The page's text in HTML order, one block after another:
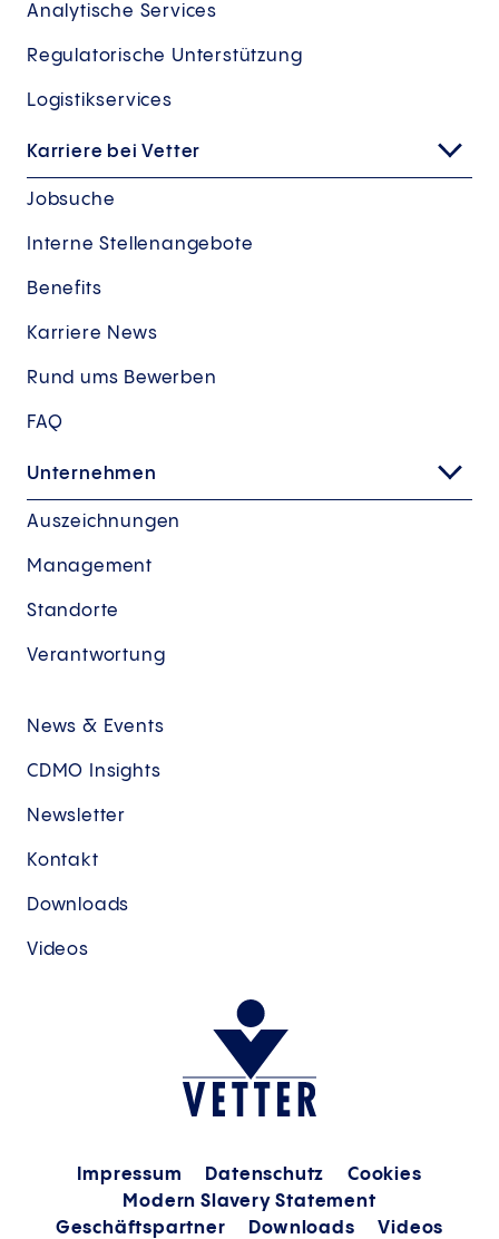
Analytische Services
Regulatorische Unterstützung
Logistikservices
Karriere bei Vetter
Jobsuche
Interne Stellenangebote
Benefits
Karriere News
Rund ums Bewerben
FAQ
Unternehmen
Auszeichnungen
Management
Standorte
Verantwortung
News & Events
CDMO Insights
Newsletter
Kontakt
Downloads
Videos
Impressum Datenschutz
Cookies
Modern Slavery Statement
Geschäftspartner
Downloads Videos